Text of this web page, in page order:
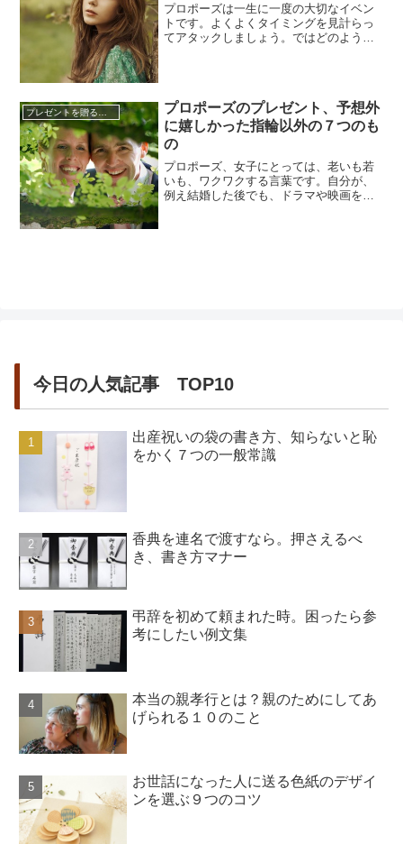
プロポーズは一生に一度の大切なイベン
トです。よくよくタイミングを見計らっ
てアタックしましょう。ではどのような
す。これからプロポーズを検討している
方にはぜひ見てもらいたい内容です。...
プレゼントを贈るコツ
プロポーズのプレゼント、予想外
に嬉しかった指輪以外の７つのも
の
プロポーズ、女子にとっては、老いも若
いも、ワクワクする言葉です。自分が、
例え結婚した後でも、ドラマや映画を見
今日の人気記事 TOP10
出産祝いの袋の書き方、知らないと恥
をかく７つの一般常識
香典を連名で渡すなら。押さえるべ
き、書き方マナー
弔辞を初めて頼まれた時。困ったら参
考にしたい例文集
本当の親孝行とは？親のためにしてあ
げられる１０のこと
お世話になった人に送る色紙のデザイ
ンを選ぶ９つのコツ